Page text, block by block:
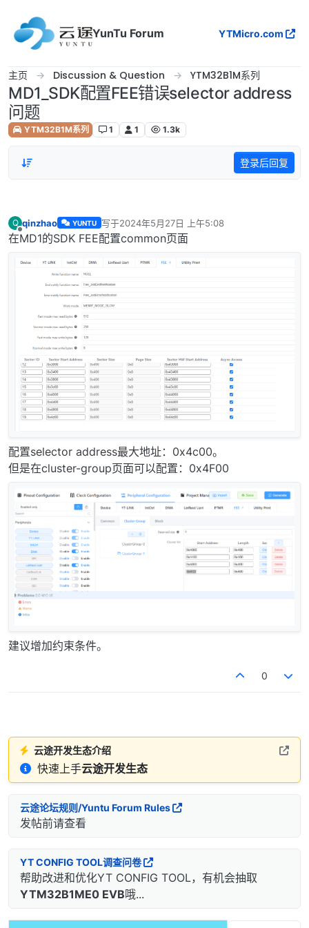
YunTu Forum
YTMicro.com
主页 Discussion & Question YTM32B1M系列
MD1_SDK配置FEE错误selector address
问题
YTM32B1M系列 1 1 1.3k
登录后回复
Q
离线
qinzhao YUNTU 写于2024年5月27日 上午5:08
最后由 编辑
在MD1的SDK FEE配置common页面
配置selector address最大地址：0x4c00。
但是在cluster-group页面可以配置：0x4F00
建议增加约束条件。
0
云途开发生态介绍
快速上手云途开发生态
云途论坛规则/Yuntu Forum Rules
发帖前请查看
YT CONFIG TOOL调查问卷
帮助改进和优化YT CONFIG TOOL，有机会抽取
YTM32B1ME0 EVB哦...